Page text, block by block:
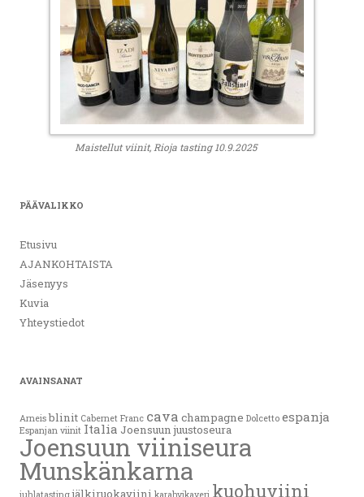
Maistellut viinit, Rioja tasting 10.9.2025
PÄÄVALIKKO
Etusivu
AJANKOHTAISTA
Jäsenyys
Kuvia
Yhteystiedot
AVAINSANAT
Arneis blinit Cabernet Franc cava champagne Dolcetto espanja
Espanjan viinit Italia Joensuun juustoseura
Joensuun viiniseura
Munskänkarna
kuohuviini